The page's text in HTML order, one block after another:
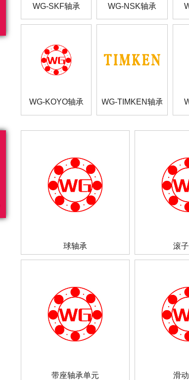
WG-SKF轴承 WG-NSK轴承
WG-KOYO轴承 WG-TIMKEN轴承
球轴承 滚
带座轴承单元 滑